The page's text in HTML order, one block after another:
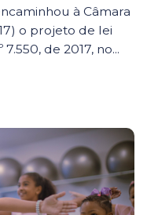
à Câmara
o projeto de lei
de 2017, no...